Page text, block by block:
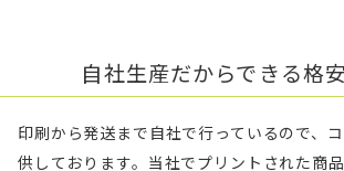
自社生産だからできる格
印刷から発送まで自社で行っているので、
供しております。当社でプリントされた商